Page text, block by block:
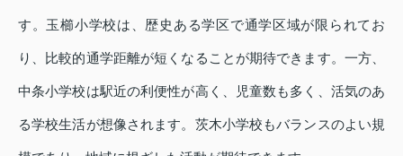
す。玉櫛小学校は、歴史ある学区で通学区域が限られてお
り、比較的通学距離が短くなることが期待できます。一方、
中条小学校は駅近の利便性が高く、児童数も多く、活気のあ
る学校生活が想像されます。茨木小学校もバランスのよい規